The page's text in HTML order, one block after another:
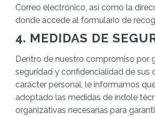
Correo electrónico, así como la
donde accede al formulario de
4. MEDIDAS DE
Dentro de nuestro compromiso por
seguridad y confidencialidad de sus
carácter personal, le informamos
adoptado las medidas de índole
organizativas necesarias para